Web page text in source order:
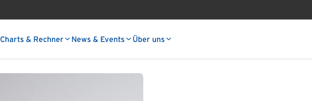
Charts & Rechner News & Events Über uns